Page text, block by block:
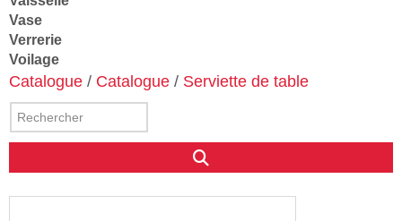
Vase
Verrerie
Voilage
Catalogue / Catalogue / Serviette de table